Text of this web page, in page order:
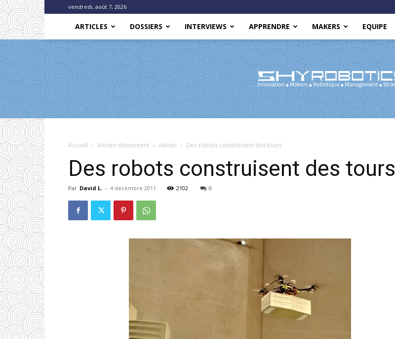
vendredi, août 7, 2026
ARTICLES DOSSIERS INTERVIEWS APPRENDRE MAKERS EQUIPE
Accueil Ancien classement Aérien Des robots construisent des tours
Des robots construisent des tours
Par David L. - 4 décembre 2011 2102 0